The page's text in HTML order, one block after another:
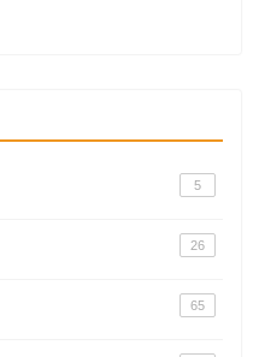
5
26
65